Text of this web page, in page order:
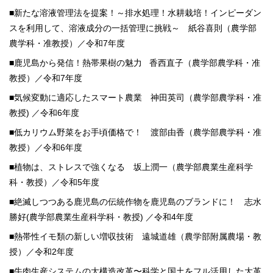
■新たな溶液管理法を提案！～排水処理！水耕栽培！インピーダン
スを利用して、溶液成分の一括管理に挑戦～ 紙谷喜則（農学部
農学科・准教授）／令和7年度
■鹿児島から発信！熱帯果樹の魅力 香西直子（農学部農学科・准
教授）／令和7年度
■気候変動に適応したスマート農業 神田英司（農学部農学科・准
教授) ／令和6年度
■低カリウム野菜をお手頃価格で！ 渡部由香（農学部農学科・准
教授）／令和6年度
■植物は、ストレスで強くなる 坂上潤一（農学部農業生産科学
科・教授）／令和5年度
■絶滅しつつある鹿児島の伝統作物を鹿児島のブランドに！ 志水
勝好(農学部農業生産科学科・教授) ／令和4年度
■熱帯性イモ類の新しい増収技術 遠城道雄（農学部附属農場・教
授）／令和2年度
■牛肉生産システムの大構造改革〜科学と国土をフル活用した大革